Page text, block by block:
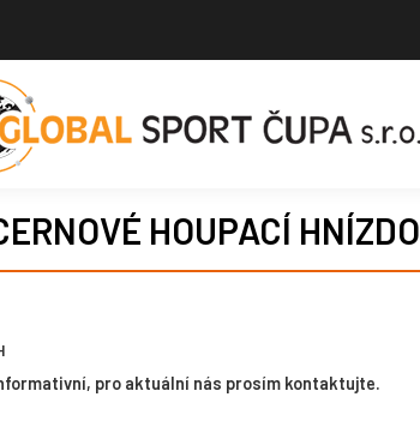
HOUPACÍ HNÍZDO
pro aktuální nás prosím kontaktujte.